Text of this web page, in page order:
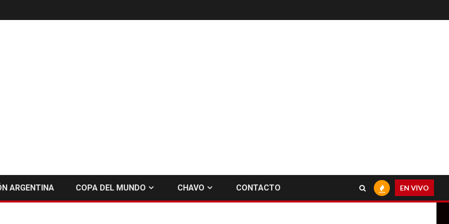
ARGENTINA COPA DEL MUNDO CHAVO CONTACTO EN VIVO